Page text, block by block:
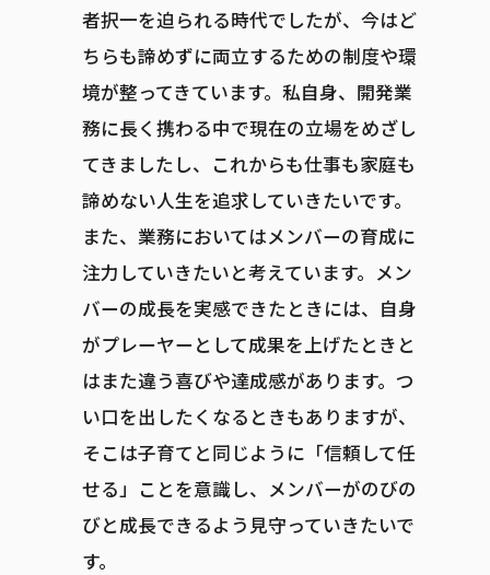
者択一を迫られる時代でしたが、今はど
ちらも諦めずに両立するための制度や環
境が整ってきています。私自身、開発業
務に長く携わる中で現在の立場をめざし
てきましたし、これからも仕事も家庭も
諦めない人生を追求していきたいです。
また、業務においてはメンバーの育成に
注力していきたいと考えています。メン
バーの成長を実感できたときには、自身
がプレーヤーとして成果を上げたときと
はまた違う喜びや達成感があります。つ
い口を出したくなるときもありますが、
そこは子育てと同じように「信頼して任
せる」ことを意識し、メンバーがのびの
びと成長できるよう見守っていきたいで
す。